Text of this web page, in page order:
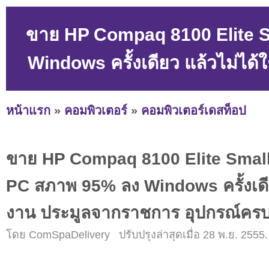
ขาย HP Compaq 8100 Elite
Windows ครั้งเดียว แล้วไม่ไ
หน้าแรก » คอมพิวเตอร์ » คอมพิวเตอร์เดสท็อป
ขาย HP Compaq 8100 Elite
PC สภาพ 95% ลง Windows ครั้งเ
งาน ประมูลจากราชการ อุปกรณ์คร
โดย ComSpaDelivery ปรับปรุงล่าสุดเมื่อ 28 พ.ย. 2555.